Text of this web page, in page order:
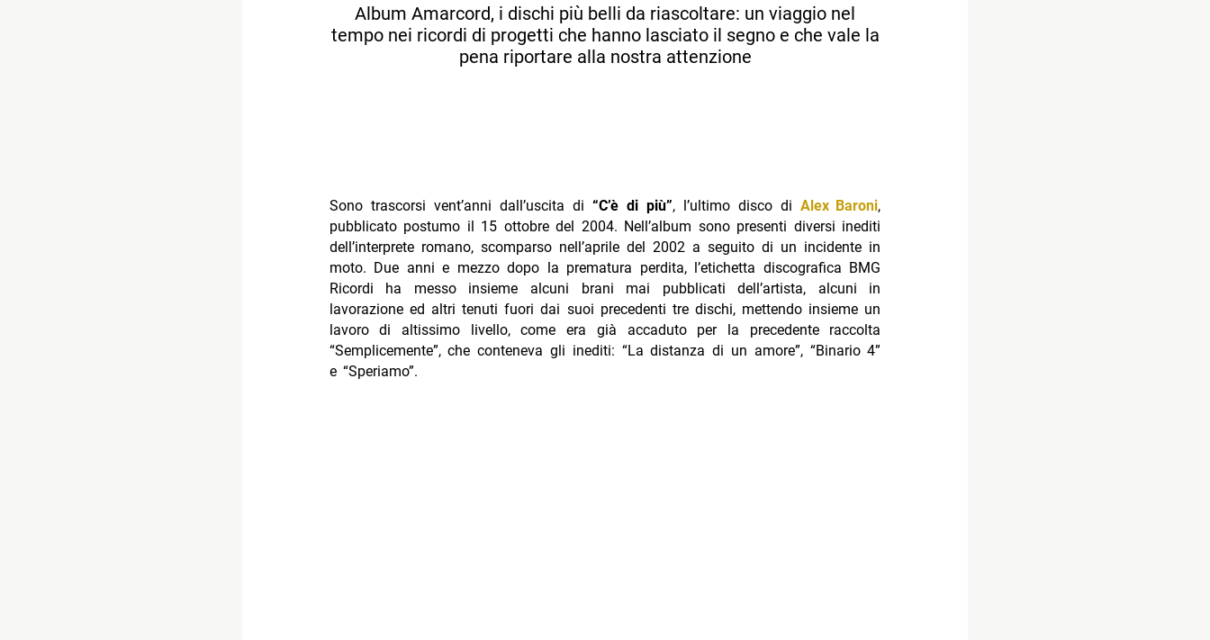
Album Amarcord, i dischi più belli da riascoltare: un viaggio nel
tempo nei ricordi di progetti che hanno lasciato il segno e che vale la
pena riportare alla nostra attenzione
Sono trascorsi vent’anni dall’uscita di “C’è di più”, l’ultimo disco diAlex Baroni,
pubblicato postumo il 15 ottobre del 2004. Nell’album sono presenti diversi inediti
dell’interprete romano, scomparso nell’aprile del 2002 a seguito di un incidente in
moto. Due anni e mezzo dopo la prematura perdita, l’etichetta discografica BMG
Ricordi ha messo insieme alcuni brani mai pubblicati dell’artista, alcuni in
lavorazione ed altri tenuti fuori dai suoi precedenti tre dischi, mettendo insieme un
lavoro di altissimo livello, come era già accaduto per la precedente raccolta
“Semplicemente”, che conteneva gli inediti: “La distanza di un amore”, “Binario 4”
e “Speriamo”.